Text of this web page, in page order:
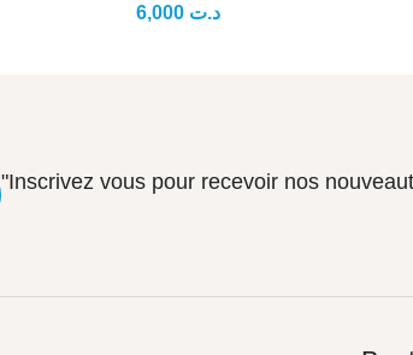
د.ت
"Inscrivez vous pour recevoir nos